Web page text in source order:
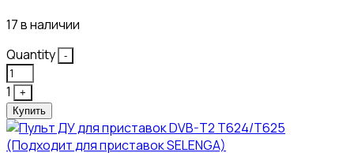
17 в наличии
Quantity
-
1
+
Купить